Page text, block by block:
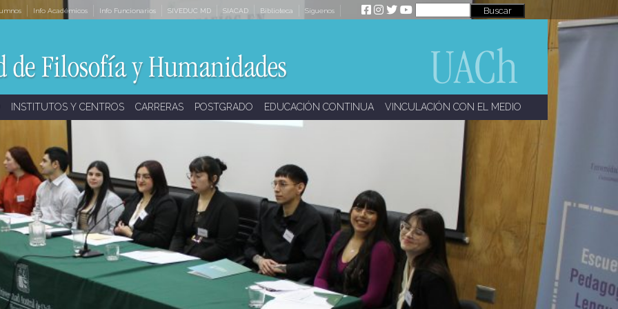
Info Académicos Info Funcionarios SIVEDUC MD SIACAD Biblioteca Síguenos
INSTITUTOS Y CENTROS CARRERAS POSTGRADO EDUCACIÓN CONTINUA VINCULACIÓN CON EL MEDIO